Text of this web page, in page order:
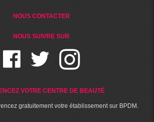
NOUS CONTACTER
NOUS SUIVRE SUR
VOTRE CENTRE DE BEAUTÉ
gratuitement votre établissement sur BPDM.